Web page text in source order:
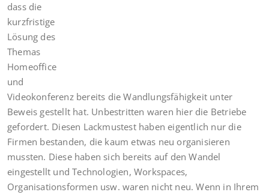
dass die
kurzfristige
Lösung des
Themas
Homeoffice
und
Videokonferenz bereits die Wandlungsfähigkeit unter
Beweis gestellt hat. Unbestritten waren hier die Betriebe
gefordert. Diesen Lackmustest haben eigentlich nur die
Firmen bestanden, die kaum etwas neu organisieren
mussten. Diese haben sich bereits auf den Wandel
eingestellt und Technologien, Workspaces,
Organisationsformen usw. waren nicht neu. Wenn in Ihrem